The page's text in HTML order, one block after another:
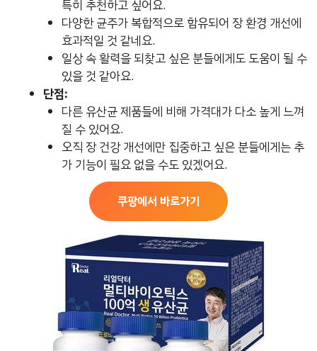
특히 추천하고 싶어요.
다양한 균주가 복합적으로 함유되어 장 환경 개선에
효과적일 것 같네요.
일상 속 활력을 되찾고 싶은 분들에게도 도움이 될 수
있을 것 같아요.
단점:
다른 유산균 제품들에 비해 가격대가 다소 높게 느껴
질 수 있어요.
오직 장 건강 개선에만 집중하고 싶은 분들에게는 추
가 기능이 필요 없을 수도 있겠어요.
쿠팡에서 바로가기